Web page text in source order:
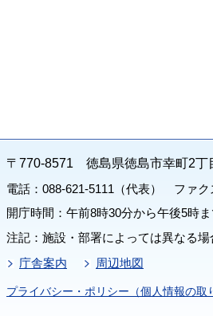
〒770-8571 徳島県徳島市幸町2丁
電話：088-621-5111（代表） ファク
開庁時間：午前8時30分から午後5時
注記：施設・部署によっては異なる
庁舎案内
周辺地図
プライバシー・ポリシー（個人情報の取